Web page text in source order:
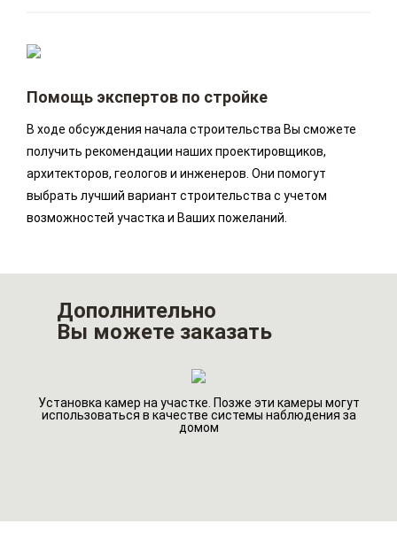
Помощь экспертов по стройке
В ходе обсуждения начала строительства Вы сможете
получить рекомендации наших проектировщиков,
архитекторов, геологов и инженеров. Они помогут
выбрать лучший вариант строительства с учетом
возможностей участка и Ваших пожеланий.
Дополнительно
Вы можете заказать
Установка камер на участке. Позже эти камеры могут
использоваться в качестве системы наблюдения за
домом